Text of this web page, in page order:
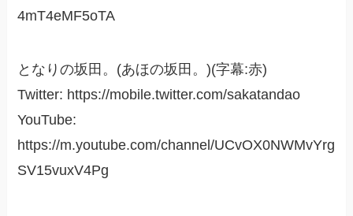
4mT4eMF5oTA
となりの坂田。(あほの坂田。)(字幕:赤)
Twitter: https://mobile.twitter.com/sakatandao
YouTube:
https://m.youtube.com/channel/UCvOX0NWMvYrg
SV15vuxV4Pg